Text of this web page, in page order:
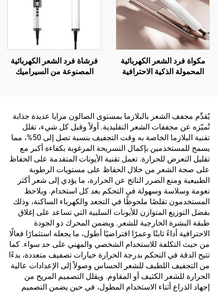
مكواة فرد الشعر الكهربائية
المحمولة الذكية الاحترافية
فرشاة فرد الشعر الكهربائية
المصنوعة من السيراميك
يُقدِّم مجفف الشعر بالبلازما بمستوى الصالون مزايا عديدة جذابة
تُميّزه عن مجففات الشعر التقليدية. أولاً وقبل كل شيء، تقلل
تقنية البلازما الخاصة به وقت التجفيف بنسبة تصل إلى 50%، مما
يسمح للمستخدمين بإكمال التسريحة المرغوبة بكفاءة أكبر مع
تقليل التعرض للحرارة. تعمل تقنية الأيونات المتقدمة على الحفاظ
على صحة الشعر من خلال الحفاظ على مستويات الرطوبة
الطبيعية ومنع الضرر الناتج عن الحرارة، ما يؤدي إلى شعر أكثر
نعومة وسلاسة وسهولة في التحكم بعد كل استخدام. ويلاحظ
المستخدمون تقلصًا ملحوظًا في التجعد والكهرباء الساكنة، وذلك
بفضل التوزيع المتوازن للأيونات السلبية التي تساعد على إغلاق
طبقة البشرة الخارجية للشعر. ويضمن المحرك ذو الجودة
الاحترافية أداءً ثابتًا وعمرًا افتراضيًا أطول، ما يجعله استثمارًا فعالًا
من حيث التكلفة للاستخدام الشخصي والمهني على حد سواء. كما
تتيح الدقة في التحكم بدرجة الحرارة خيارات تصفيف متعددة، بدءًا
من التجفيف اللطيف للشعر الحساس وصولاً إلى الإعدادات عالية
الحرارة للشعر الكثيف أو المقاوم. ويقلل التصميم المريح من
إجهاد الذراع أثناء الاستخدام المطول، في حين يضمن التصميم